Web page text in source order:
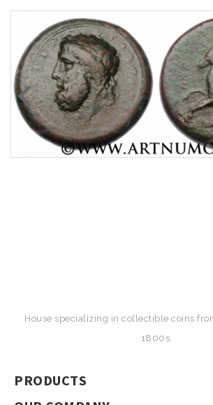
House specializing in collectible coins
1800s.
PRODUCTS